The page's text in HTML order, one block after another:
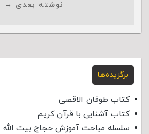
نوشته بعدی →
برگزیده‌ها
کتاب طوفان الاقصی
کتاب آشنایی با قرآن کریم
سلسله مباحث آموزش حجاج بیت الله